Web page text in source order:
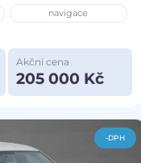
navigace
Akční cena
205 000 Kč
-DPH